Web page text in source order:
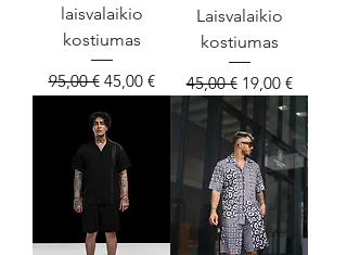
laisvalaikio
kostiumas
Įprastinė kaina
95,00 € Pardavimo kaina
45,00 €
Laisvalaikio
kostiumas
Įprastinė kaina
45,00 € Pardavimo
19,00 €